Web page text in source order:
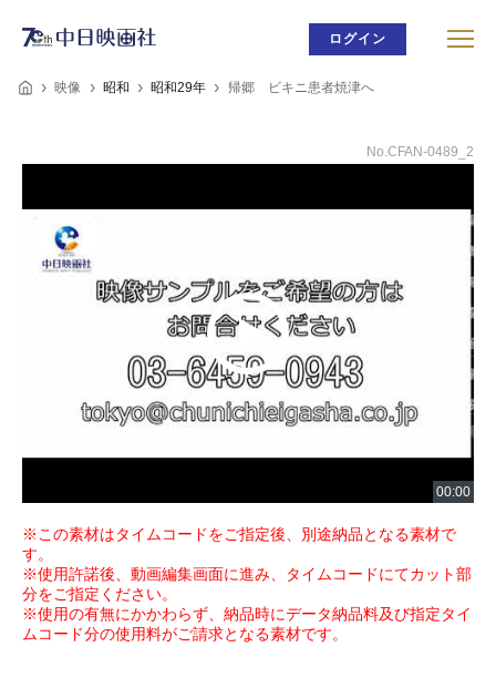
ログイン
映像 昭和 昭和29年 帰郷 ビキニ患者焼津へ
No.CFAN-0489_2
※この素材はタイムコードをご指定後、別途納品となる素材で
す。
※使用許諾後、動画編集画面に進み、タイムコードにてカット部
分をご指定ください。
※使用の有無にかかわらず、納品時にデータ納品料及び指定タイ
ムコード分の使用料がご請求となる素材です。